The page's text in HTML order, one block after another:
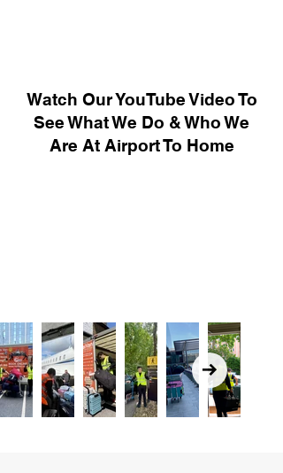
Watch Our YouTube Video To
See What We Do & Who We
Are At Airport To Home